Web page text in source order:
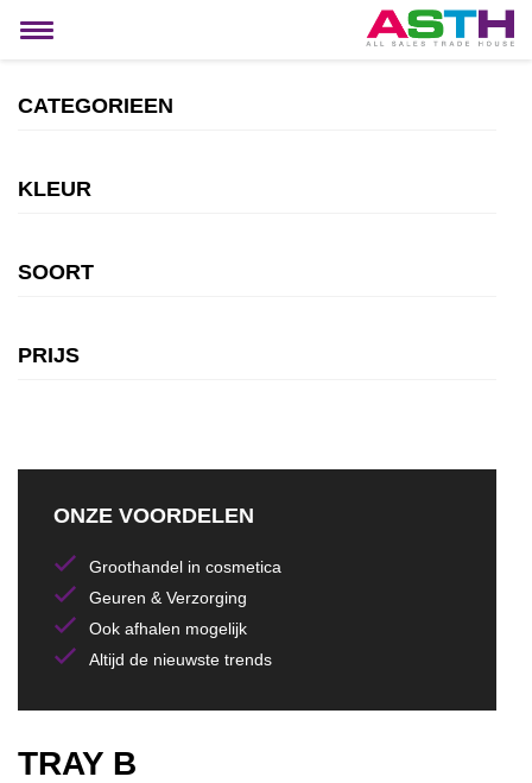
Toggle
CATEGORIEEN
KLEUR
SOORT
PRIJS
ONZE VOORDELEN
Groothandel in cosmetica
Geuren & Verzorging
Ook afhalen mogelijk
Altijd de nieuwste trends
TRAY B